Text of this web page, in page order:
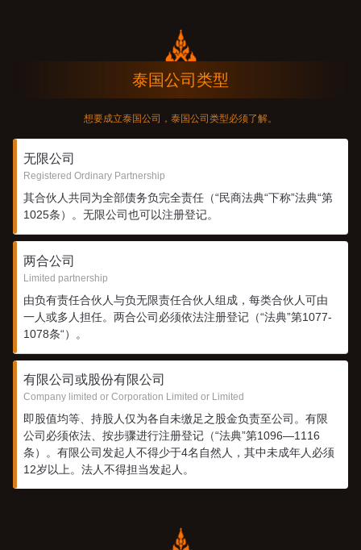
泰国公司类型
想要成立泰国公司，泰国公司类型必须了解。
无限公司
Registered Ordinary Partnership
其合伙人共同为全部债务负完全责任（“民商法典“下称”法典“第
1025条）。无限公司也可以注册登记。
两合公司
Limited partnership
由负有责任合伙人与负无限责任合伙人组成，每类合伙人可由
一人或多人担任。两合公司必须依法注册登记（“法典”第1077-
1078条“）。
有限公司或股份有限公司
Company limited or Corporation Limited or Limited
即股值均等、持股人仅为各自未缴足之股金负责至公司。有限
公司必须依法、按步骤进行注册登记（“法典”第1096—1116
条）。有限公司发起人不得少于4名自然人，其中未成年人必须
12岁以上。法人不得担当发起人。